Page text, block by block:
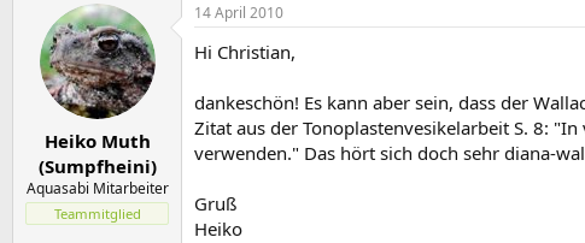
Heiko Muth
(Sumpfheini)
Aquasabi Mitarbeiter
Teammitglied
14 April 2010
Hi Christian,
dankeschön! Es kann aber sein, dass der
Zitat aus der Tonoplastenvesikelarbeit S. 8:
verwenden." Das hört sich doch sehr diana-
Gruß
Heiko